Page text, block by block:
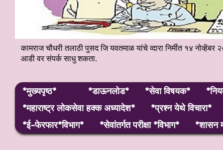
कामराज चौधरी तलाठी पुसद जि यवतमाळ यांचे व्दारा निर्मीत १४
आडी वर संपर्क साधु शकता.
*मुख्यपृष्ठ* *डाऊनलोड* *सेवा विषयक*
*महाराष्ट्र लाेकसेवा हक्क अध्यादेश*
*प्रश्न येथे विचारा*
*ई-फेरफार*विभाग*
*सेवांतर्गत परीक्षा *विभाग* *शासन